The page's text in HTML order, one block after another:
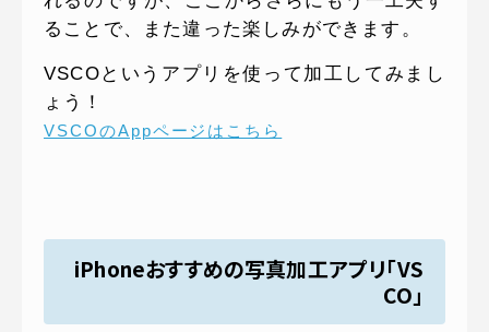
ることで、また違った楽しみができます。
VSCOというアプリを使って加工してみまし
ょう！
VSCOのAppページはこちら
iPhoneおすすめの写真加工アプリ「VS
CO」